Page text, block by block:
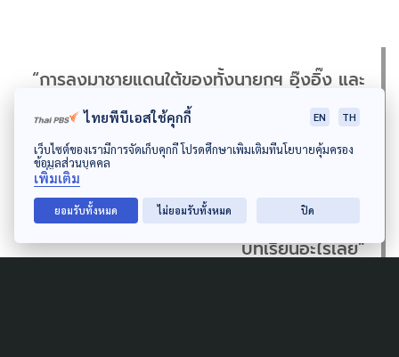
“การลงมาชายแดนใต้ของทั้งนายกฯ อุ๊งอิ๊ง และ
ทักษิณ อาจไม่ได้พูดถึงกระบวนการสันติภาพ
แต่มาคุยกระบวนการพัฒนาเศรษฐกิจ โดย
อยากให้ลืมการแก้ปัญหาเชิงโครงสร้าง ถ้าให้
คนในพื้นที่คิดแบบนั้นจริง ที่ผ่านมาก็ถือว่าไม่ได้
บทเรียนอะไรเลย”
ไทยพีบีเอสใช้คุกกี้ EN TH
เว็บไซต์ของเรามีการจัดเก็บคุกกี้ โปรดศึกษาเพิ่มเติมที่นโยบายคุ้มครอง
ข้อมูลส่วนบุคคล
เพิ่มเติม
ยอมรับทั้งหมด ไม่ยอมรับทั้งหมด ปิด